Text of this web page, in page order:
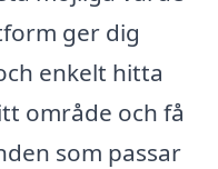
ger dig
enkelt hitta
område och få
som passar